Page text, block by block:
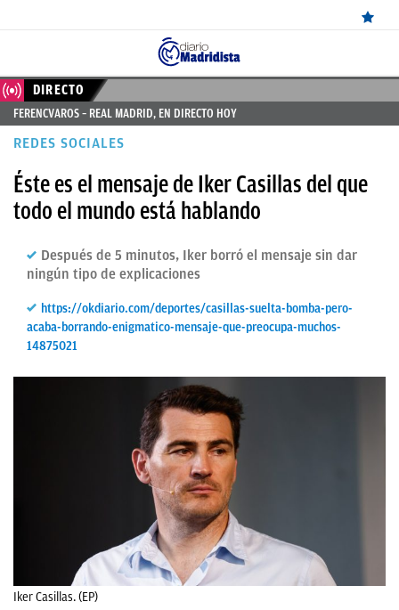
ÚLTIMAS
NOTICIAS
MADRID
BALONCESTO
CANTERA
DIRECTO
DIRECTO
FERENCVAROS – REAL MADRID, EN DIRECTO HOY
REDES SOCIALES
Éste es el mensaje de Iker Casillas del que
todo el mundo está hablando
Después de 5 minutos, Iker borró el mensaje sin dar
ningún tipo de explicaciones
https://okdiario.com/deportes/casillas-suelta-bomba-pero-
acaba-borrando-enigmatico-mensaje-que-preocupa-muchos-
14875021
Iker Casillas. (EP)